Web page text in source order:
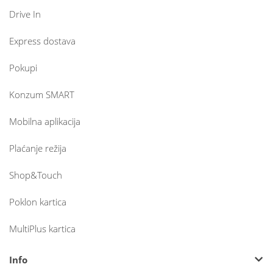
Drive In
Express dostava
Pokupi
Konzum SMART
Mobilna aplikacija
Plaćanje režija
Shop&Touch
Poklon kartica
MultiPlus kartica
Info